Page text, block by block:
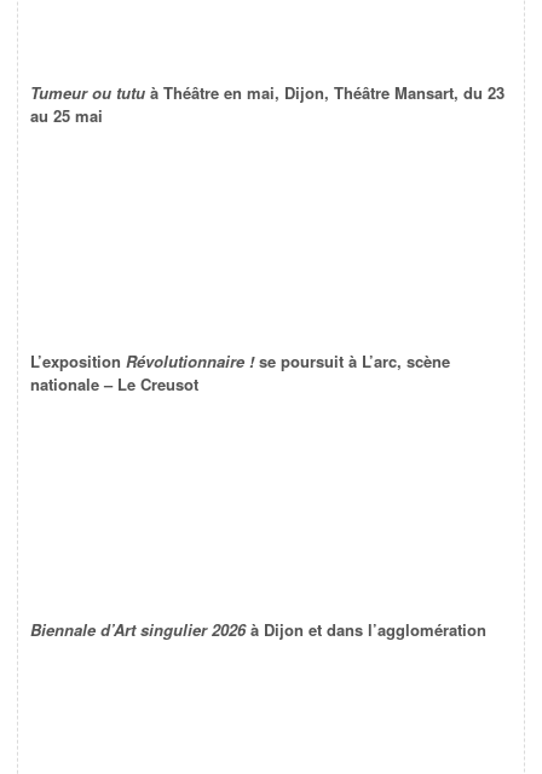
Tumeur ou tutu à Théâtre en mai, Dijon, Théâtre Mansart, du 23
au 25 mai
L’exposition Révolutionnaire !se poursuit à L’arc, scène
nationale – Le Creusot
Biennale d’Art singulier 2026à Dijon et dans l’agglomération